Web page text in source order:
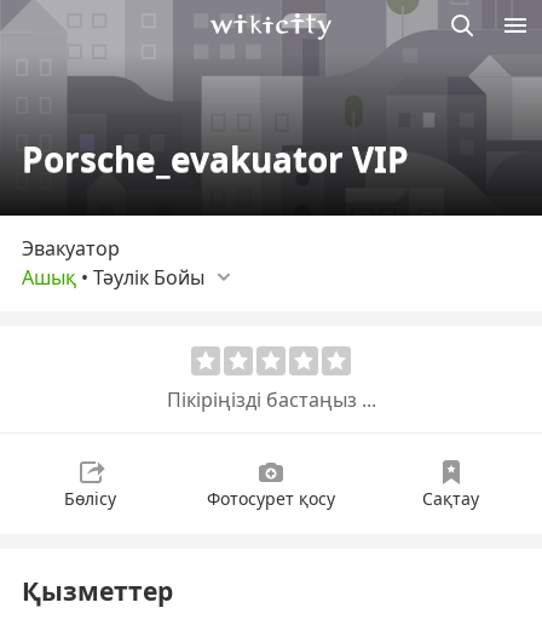
Porsche_evakuator VIP
Эвакуатор
Ашық • Тәулік Бойы
Пікіріңізді бастаңыз ...
Бөлісу Фотосурет қосу Сақтау
Қызметтер